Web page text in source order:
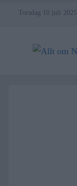
Torsdag 10 juli 2025